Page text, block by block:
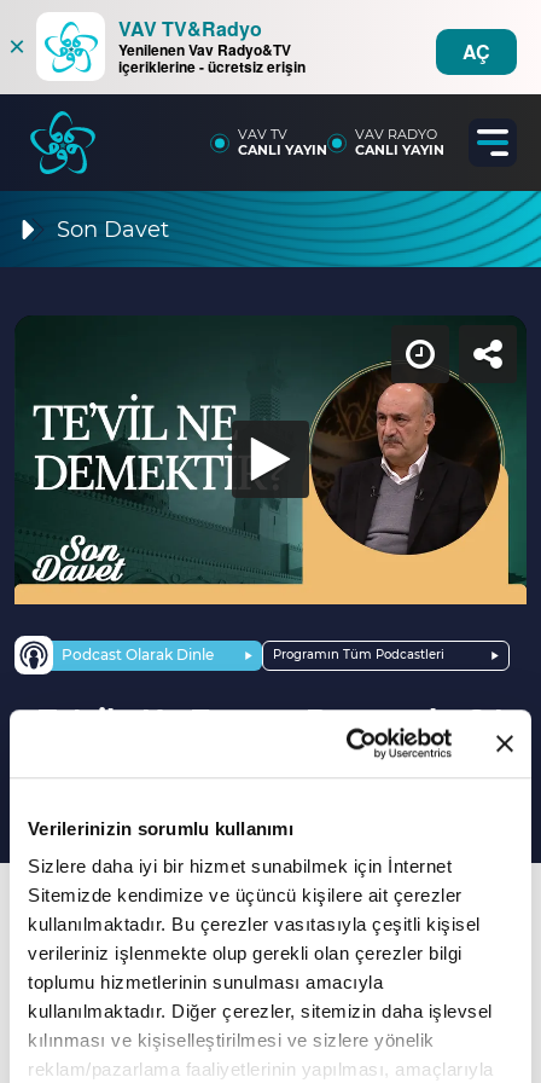
Verilerinizin sorumlu kullanımı
Sizlere daha iyi bir hizmet sunabilmek için İnternet
Sitemizde kendimize ve üçüncü kişilere ait çerezler
kullanılmaktadır. Bu çerezler vasıtasıyla çeşitli kişisel
verileriniz işlenmekte olup gerekli olan çerezler bilgi
toplumu hizmetlerinin sunulması amacıyla
kullanılmaktadır. Diğer çerezler, sitemizin daha işlevsel
kılınması ve kişiselleştirilmesi ve sizlere yönelik
reklam/pazarlama faaliyetlerinin yapılması, amaçlarıyla
×
VAV TV&Radyo
Yenilenen Vav Radyo&TV
içeriklerine - ücretsiz erişin
AÇ
VAV TV
CANLI YAYIN
VAV RADYO
CANLI YAYIN
Son Davet
Podcast Olarak Dinle Programın Tüm Podcastleri
Te'vile Ne Zaman Başvurulur? |
Son Davet
196. Bölüm
Günümüzde bir müslüman için te'vilin sınırları
nelerdir?
Prof. Dr. Özcan Hıdır'ın sunduğu Son Davet
programına Prof. Dr. Şevket Kotan konuk oldu.